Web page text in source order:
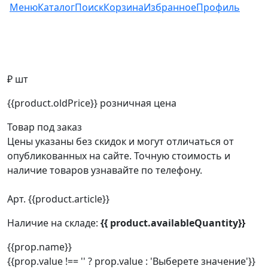
МенюКаталогПоискКорзинаИзбранноеПрофиль
₽ шт
{{product.oldPrice}} розничная цена
Товар под заказ
Цены указаны без скидок и могут отличаться от
опубликованных на сайте. Точную стоимость и
наличие товаров узнавайте по телефону.
Арт. {{product.article}}
Наличие на складе: {{ product.availableQuantity}}
{{prop.name}}
{{prop.value !== '' ? prop.value : 'Выберете значение'}}